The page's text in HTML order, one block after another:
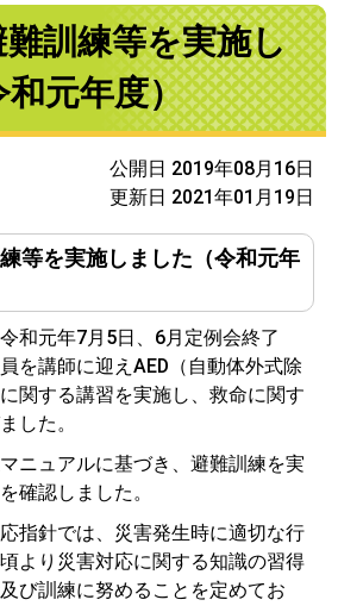
訓練等を実施し
和元年度）
公開日 2019年08月16日
更新日 2021年01月19日
等を実施しました（令和元年
和元年7月5日、6月定例会終了
を講師に迎えAED（自動体外式除
関する講習を実施し、救命に関す
した。
ニュアルに基づき、避難訓練を実
確認しました。
指針では、災害発生時に適切な行
より災害対応に関する知識の習得
び訓練に努めることを定めてお